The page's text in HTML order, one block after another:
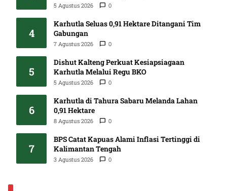
5 Agustus 2026 0
4
Karhutla Seluas 0,91 Hektare Ditangani Tim
Gabungan
7 Agustus 2026 0
5
Dishut Kalteng Perkuat Kesiapsiagaan
Karhutla Melalui Regu BKO
5 Agustus 2026 0
6
Karhutla di Tahura Sabaru Melanda Lahan
0,91 Hektare
8 Agustus 2026 0
7
BPS Catat Kapuas Alami Inflasi Tertinggi di
Kalimantan Tengah
3 Agustus 2026 0